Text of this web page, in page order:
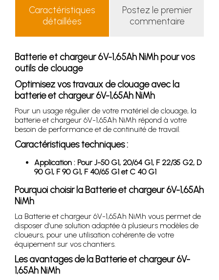
Caractéristiques
détaillées
Postez le premier
commentaire
Batterie et chargeur 6V-1,65Ah NiMh pour vos
outils de clouage
Optimisez vos travaux de clouage avec la
batterie et chargeur 6V-1,65Ah NiMh
Pour un usage régulier de votre matériel de clouage, la
batterie et chargeur 6V-1,65Ah NiMh répond à votre
besoin de performance et de continuité de travail.
Caractéristiques techniques :
Application : Pour J-50 G1, 20/64 G1, F 22/35 G2, D
90 G1, F 90 G1, F 40/65 G1 et C 40 G1
Pourquoi choisir la Batterie et chargeur 6V-1,65Ah
NiMh
La Batterie et chargeur 6V-1,65Ah NiMh vous permet de
disposer d’une solution adaptée à plusieurs modèles de
cloueurs, pour une utilisation cohérente de votre
équipement sur vos chantiers.
Les avantages de la Batterie et chargeur 6V-
1,65Ah NiMh